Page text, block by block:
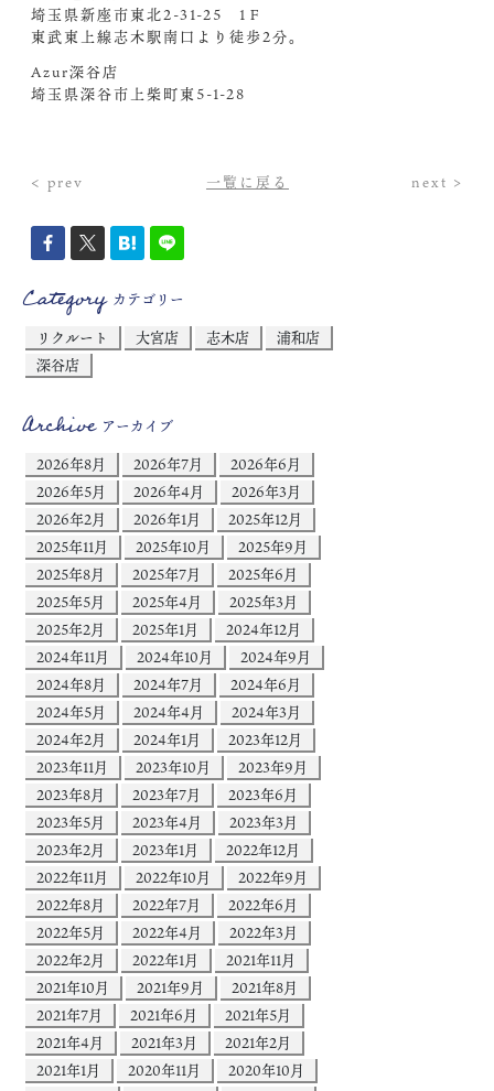
埼玉県新座市東北2-31-25 1Ｆ
東武東上線志木駅南口より徒歩2分。
Azur深谷店
埼玉県深谷市上柴町東5-1-28
< prev 一覧に戻る next >
Categoryカテゴリー
リクルート
大宮店 志木店
浦和店
深谷店
Archiveアーカイブ
2026年8月
2026年7月
2026年6月
2026年5月
2026年4月
2026年3月
2026年2月
2026年1月
2025年12月
2025年11月
2025年10月
2025年9月
2025年8月
2025年7月
2025年6月
2025年5月
2025年4月
2025年3月
2025年2月
2025年1月
2024年12月
2024年11月
2024年10月
2024年9月
2024年8月
2024年7月
2024年6月
2024年5月
2024年4月
2024年3月
2024年2月
2024年1月
2023年12月
2023年11月
2023年10月
2023年9月
2023年8月
2023年7月
2023年6月
2023年5月
2023年4月
2023年3月
2023年2月
2023年1月
2022年12月
2022年11月
2022年10月
2022年9月
2022年8月
2022年7月
2022年6月
2022年5月
2022年4月
2022年3月
2022年2月
2022年1月
2021年11月
2021年10月
2021年9月
2021年8月
2021年7月
2021年6月
2021年5月
2021年4月
2021年3月
2021年2月
2021年1月
2020年11月
2020年10月